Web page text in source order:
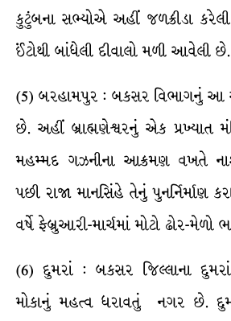
કુટુંબના સભ્યોએ અહીં જળક્રીડા
ઈંટોથી બાંધેલી દીવાલો મળી આવેલી છે.
(5) બરહામપુર : બકસર વિભાગનું આ
છે. અહીં બ્રાહ્મણેશ્વરનું એક
મહમ્મદ ગઝનીના આક્રમણ વખતે
પછી રાજા માનસિંહે તેનું પુનર્નિર્માણ
વર્ષે ફેબ્રુઆરી-માર્ચમાં મોટો ઢોર-મેળો
(6) દુમરાં : બકસર જિલ્લાના
મોકાનું મહત્વ ધરાવતું નગર છે.